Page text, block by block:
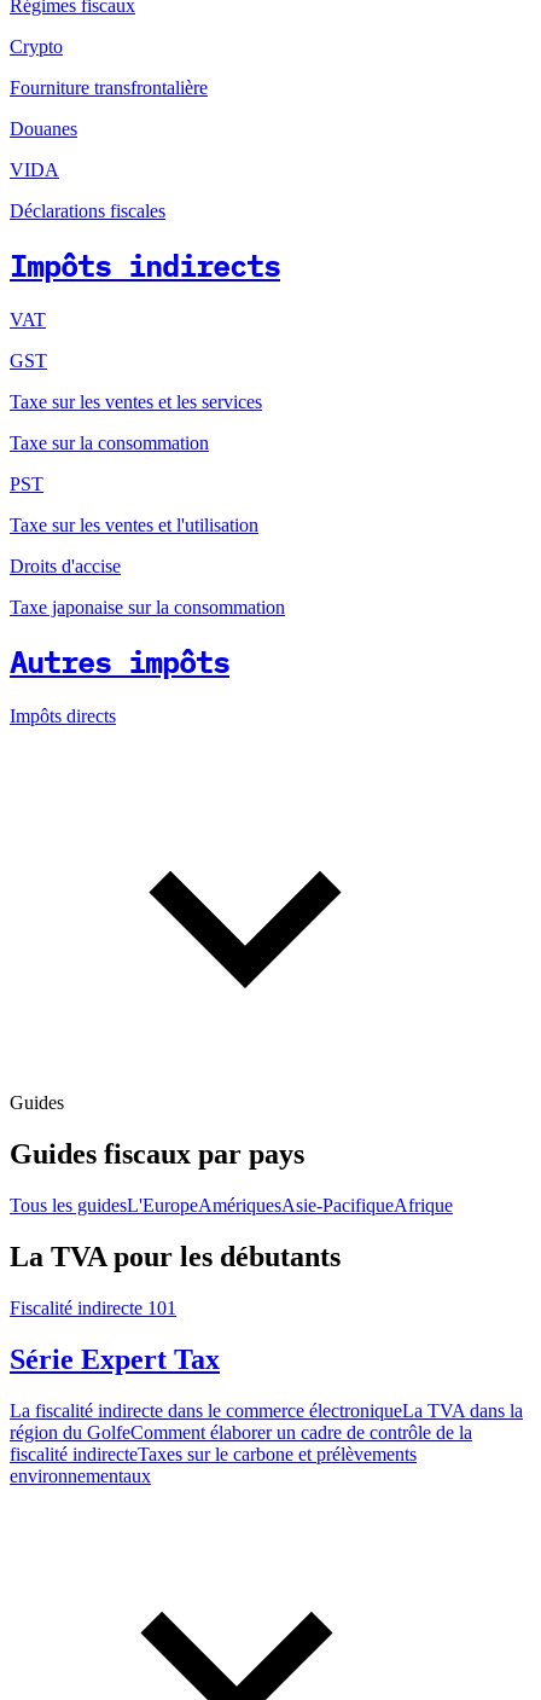
Régimes fiscaux
Crypto
Fourniture transfrontalière
Douanes
VIDA
Déclarations fiscales
Impôts indirects
VAT
GST
Taxe sur les ventes et les services
Taxe sur la consommation
PST
Taxe sur les ventes et l'utilisation
Droits d'accise
Taxe japonaise sur la consommation
Autres impôts
Impôts directs
Guides
Guides fiscaux par pays
Tous les guidesL'EuropeAmériquesAsie-PacifiqueAfrique
La TVA pour les débutants
Fiscalité indirecte 101
Série Expert Tax
La fiscalité indirecte dans le commerce électroniqueLa TVA dans la
région du GolfeComment élaborer un cadre de contrôle de la
fiscalité indirecteTaxes sur le carbone et prélèvements
environnementaux